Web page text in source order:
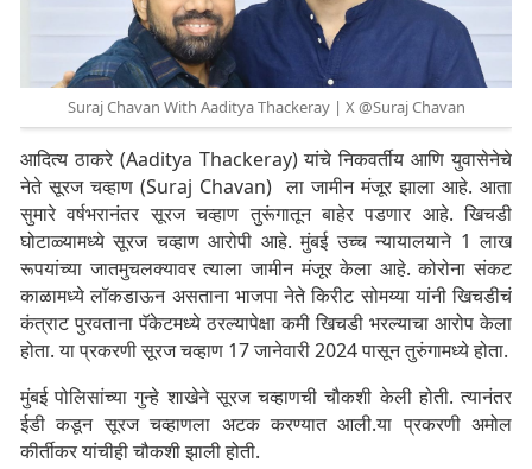
Suraj Chavan With Aaditya Thackeray | X @Suraj Chavan
आदित्य ठाकरे (Aaditya Thackeray) यांचे निकवर्तीय आणि युवासेनेचे
नेते सूरज चव्हाण (Suraj Chavan) ला जामीन मंजूर झाला आहे. आता
सुमारे वर्षभरानंतर सूरज चव्हाण तुरूंगातून बाहेर पडणार आहे. खिचडी
घोटाळ्यामध्ये सूरज चव्हाण आरोपी आहे. मुंबई उच्च न्यायालयाने 1 लाख
रूपयांच्या जातमुचलक्यावर त्याला जामीन मंजूर केला आहे. कोरोना संकट
काळामध्ये लॉकडाऊन असताना भाजपा नेते किरीट सोमय्या यांनी खिचडीचं
कंत्राट पुरवताना पॅकेटमध्ये ठरल्यापेक्षा कमी खिचडी भरल्याचा आरोप केला
होता. या प्रकरणी सूरज चव्हाण 17 जानेवारी 2024 पासून तुरुंगामध्ये होता.
मुंबई पोलिसांच्या गुन्हे शाखेने सूरज चव्हाणची चौकशी केली होती. त्यानंतर
ईडी कडून सूरज चव्हाणला अटक करण्यात आली.या प्रकरणी अमोल
कीर्तीकर यांचीही चौकशी झाली होती.